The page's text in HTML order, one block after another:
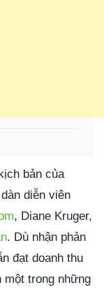
bản của
diễn viên
, Diane Kruger,
. Dù nhận phản
đạt doanh thu
một trong những